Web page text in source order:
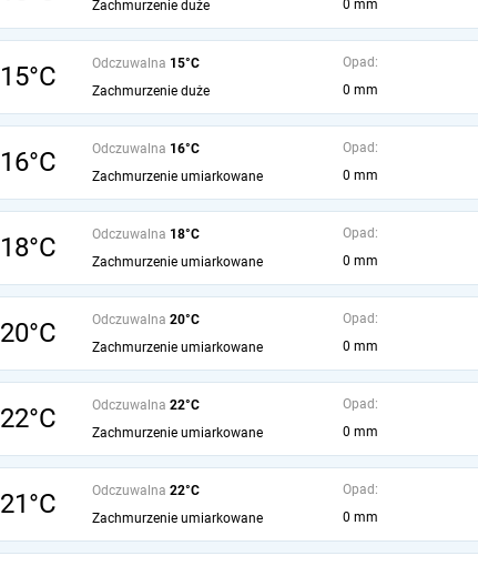
Zachmurzenie duże
0 mm
15°C Odczuwalna 15°C
Zachmurzenie duże
Opad:
0 mm
16°C Odczuwalna 16°C
Zachmurzenie umiarkowane
Opad:
0 mm
18°C Odczuwalna 18°C
Zachmurzenie umiarkowane
Opad:
0 mm
20°C Odczuwalna 20°C
Zachmurzenie umiarkowane
Opad:
0 mm
22°C Odczuwalna 22°C
Zachmurzenie umiarkowane
Opad:
0 mm
21°C Odczuwalna 22°C
Zachmurzenie umiarkowane
Opad:
0 mm